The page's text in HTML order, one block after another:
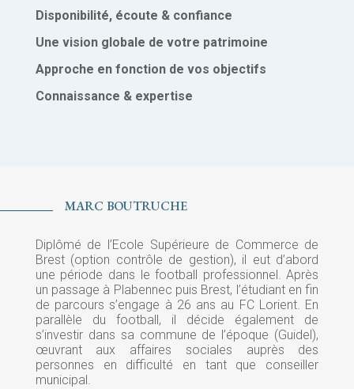
Disponibilité, écoute & confiance
Une vision globale de votre patrimoine
Approche en fonction de vos objectifs
Connaissance & expertise
MARC BOUTRUCHE
Diplômé de l’Ecole Supérieure de Commerce de
Brest (option contrôle de gestion), il eut d’abord
une période dans le football professionnel. Après
un passage à Plabennec puis Brest, l’étudiant en fin
de parcours s’engage à 26 ans au FC Lorient. En
parallèle du football, il décide également de
s’investir dans sa commune de l’époque (Guidel),
œuvrant aux affaires sociales auprès des
personnes en difficulté en tant que conseiller
municipal.